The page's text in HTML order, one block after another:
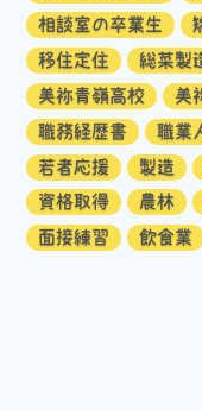
相談室の卒業生
移住定住
総菜製
美祢青嶺高校
美
職務経歴書
職業
若者応援
製造
資格取得
農林
面接練習
飲食業